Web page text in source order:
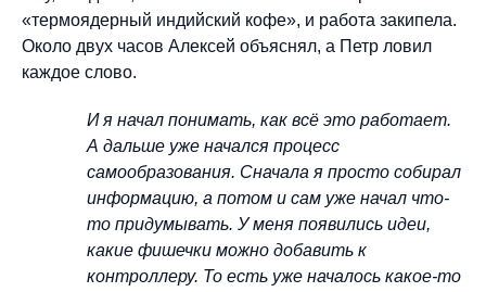
«термоядерный индийский кофе», и работа закипела.
Около двух часов Алексей объяснял, а Петр ловил
каждое слово.
И я начал понимать, как всё это работает.
А дальше уже начался процесс
самообразования. Сначала я просто собирал
информацию, а потом и сам уже начал что-
то придумывать. У меня появились идеи,
какие фишечки можно добавить к
контроллеру. То есть уже началось какое-то